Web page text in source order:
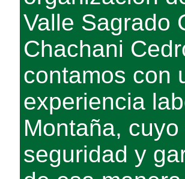
Valle Sagrado
Chachani
contamos con
experiencia
Montaña,
seguridad y